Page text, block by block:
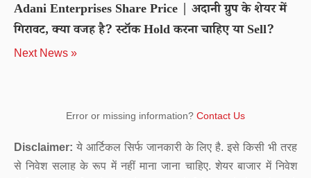
Adani Enterprises Share Price | अदानी ग्रुप के शेयर में
गिरावट, क्या वजह है? स्टॉक Hold करना चाहिए या Sell?
Next News »
Error or missing information? Contact Us
Disclaimer: ये आर्टिकल सिर्फ जानकारी के लिए है. इसे किसी भी तरह
से निवेश सलाह के रूप में नहीं माना जाना चाहिए. शेयर बाजार में निवेश